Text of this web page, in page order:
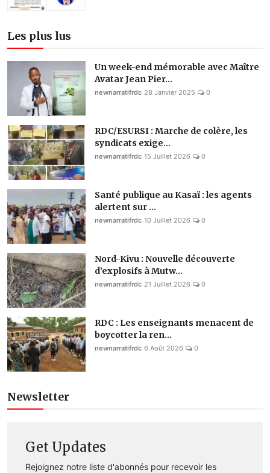
Les plus lus
Un week-end mémorable avec Maître
Avatar Jean Pier...
newnarratifrdc 28 Janvier 2025 0
RDC/ESURSI : Marche de colère, les
syndicats exige...
newnarratifrdc 15 Juillet 2026 0
Santé publique au Kasaï : les agents
alertent sur ...
newnarratifrdc 10 Juillet 2026 0
Nord-Kivu : Nouvelle découverte
d’explosifs à Mutw...
newnarratifrdc 21 Juillet 2026 0
RDC : Les enseignants menacent de
boycotter la ren...
newnarratifrdc 6 Août 2026 0
Newsletter
Get Updates
Rejoignez notre liste d'abonnés pour recevoir les